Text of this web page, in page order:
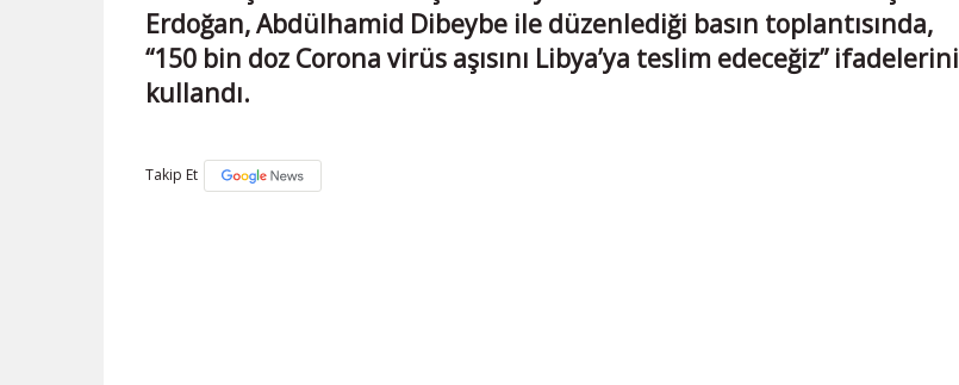
Erdoğan, Abdülhamid Dibeybe ile düzenlediği basın toplantısında,
“150 bin doz Corona virüs aşısını Libya’ya teslim edeceğiz” ifadelerini
kullandı.
Takip Et